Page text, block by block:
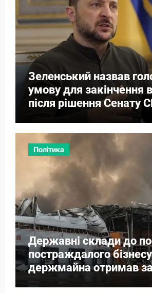
Зеленський назвав
умову для закінчення
після рішення Сенату
Політика
Державні склади до
постраждалого
держмайна отримав
від прем’єра